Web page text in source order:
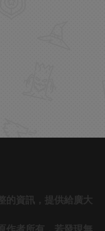
的資訊，提供給廣大